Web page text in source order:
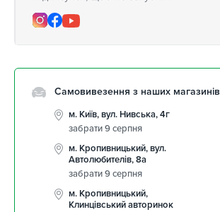
Самовивезення з наших магазинів
м. Київ, вул. Нивська, 4г
забрати 9 серпня
м. Кропивницький, вул.
Автолюбителів, 8а
забрати 9 серпня
м. Кропивницький,
Клинцівський авторинок